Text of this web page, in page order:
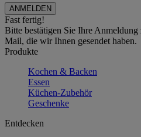
Fast fertig!
Bitte bestätigen Sie Ihre
Mail, die wir Ihnen gesendet haben.
Produkte
Kochen & Backen
Essen
Küchen-Zubehör
Geschenke
Entdecken